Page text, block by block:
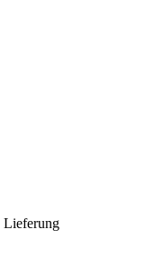
Lieferung